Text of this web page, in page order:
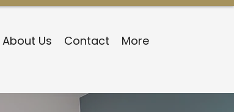
About Us Contact More